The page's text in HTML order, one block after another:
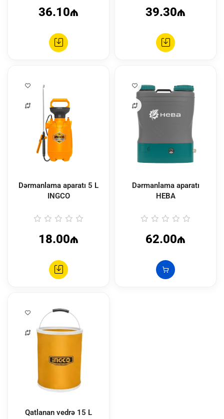
36.10₼ 39.30₼
Dərmanlama aparatı 5 L
INGCO
18.00₼
Dərmanlama aparatı
HEBA
62.00₼
Qatlanan vedrə 15 L